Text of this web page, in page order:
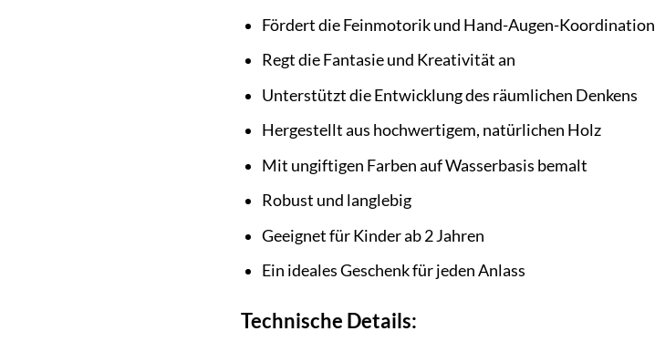
Fördert die Feinmotorik und Hand-Augen-Koordination
Regt die Fantasie und Kreativität an
Unterstützt die Entwicklung des räumlichen Denkens
Hergestellt aus hochwertigem, natürlichen Holz
Mit ungiftigen Farben auf Wasserbasis bemalt
Robust und langlebig
Geeignet für Kinder ab 2 Jahren
Ein ideales Geschenk für jeden Anlass
Technische Details: